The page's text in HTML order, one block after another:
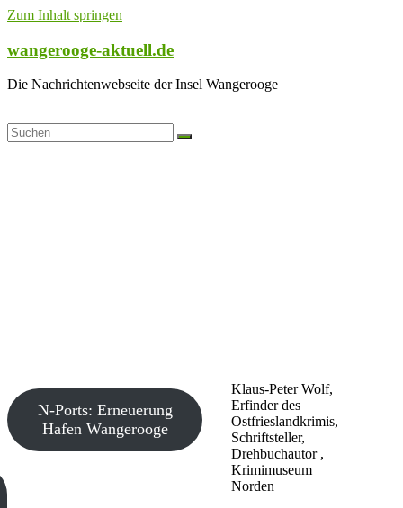
Zum Inhalt springen
wangerooge-aktuell.de
Die Nachrichtenwebseite der Insel Wangerooge
Klaus-Peter Wolf,
Erfinder des
Ostfrieslandkrimis,
Schriftsteller,
Drehbuchautor ,
Krimimuseum
Norden
N-Ports: Erneuerung
Hafen Wangerooge